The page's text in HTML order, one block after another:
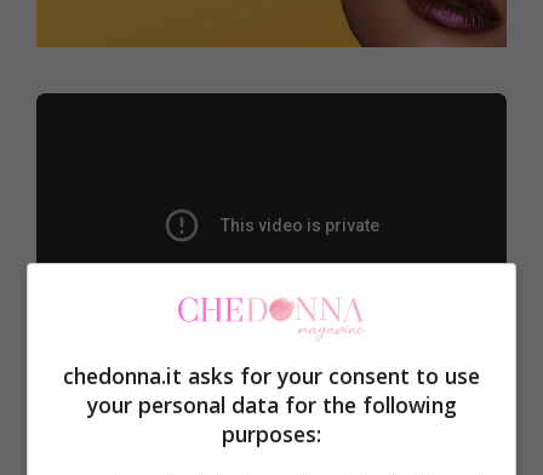
Clicca su successivo pwer scoprire il
quarto video di Samer Khouzami!
chedonna.it asks for your consent to use
your personal data for the following
purposes: